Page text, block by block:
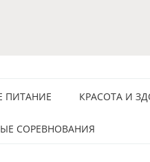
ПИТАНИЕ КРАСОТА И
СОРЕВНОВАНИЯ